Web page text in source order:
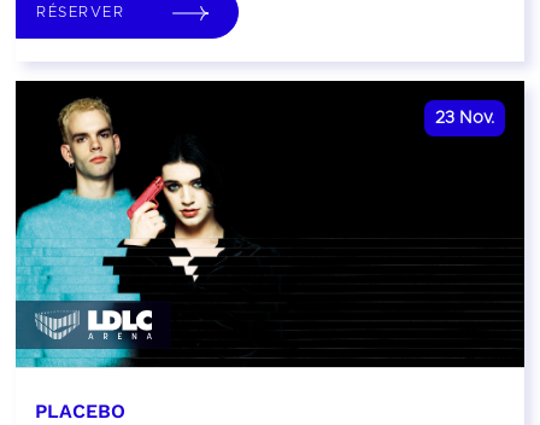
RÉSERVER
23 Nov.
PLACEBO